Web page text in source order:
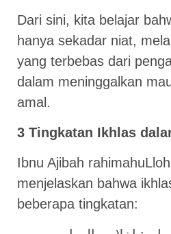
Dari sini, kita belajar
hanya sekadar niat,
yang terbebas dari
dalam meninggalkan
amal.
3 Tingkatan Ikhlas
Ibnu Ajibah
menjelaskan bahwa
beberapa tingkatan: